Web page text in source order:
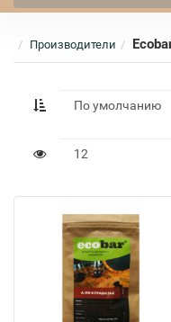
Производители